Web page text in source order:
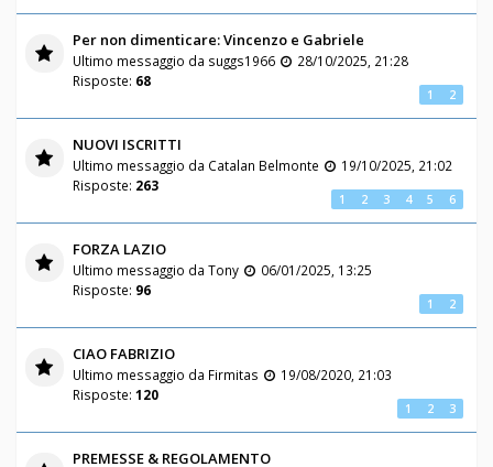
Per non dimenticare: Vincenzo e Gabriele
Ultimo messaggio da suggs1966
28/10/2025, 21:28
Risposte: 68
1 2
NUOVI ISCRITTI
Ultimo messaggio da Catalan Belmonte
19/10/2025, 21:02
Risposte: 263
1 2 3 4 5 6
FORZA LAZIO
Ultimo messaggio da Tony
06/01/2025, 13:25
Risposte: 96
1 2
CIAO FABRIZIO
Ultimo messaggio da Firmitas
19/08/2020, 21:03
Risposte: 120
1 2 3
PREMESSE & REGOLAMENTO